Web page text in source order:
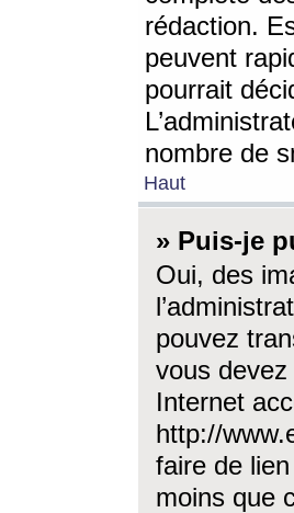
rédaction.
peuvent
pourrait
nombre de
Haut
» Puis-je
Oui, des
pouvez
vous
Internet
http://
faire de
moins que